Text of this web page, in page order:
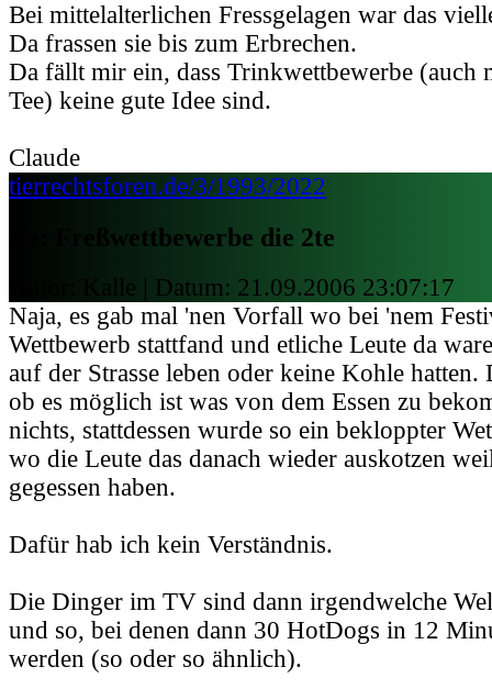
Bei mittelalterlichen Fressgelagen war das
Da frassen sie bis zum Erbrechen.
Da fällt mir ein, dass Trinkwettbewerbe (auch
Tee) keine gute Idee sind.
Claude
tierrechtsforen.de/3/1993/2022
Re: Freßwettbewerbe die 2te
Autor: Kalle | Datum: 21.09.2006 23:07:17
Naja, es gab mal 'nen Vorfall wo bei 'nem
Wettbewerb stattfand und etliche Leute da
auf der Strasse leben oder keine Kohle hatten.
ob es möglich ist was von dem Essen zu
nichts, stattdessen wurde so ein bekloppter
wo die Leute das danach wieder auskotzen
gegessen haben.
Dafür hab ich kein Verständnis.
Die Dinger im TV sind dann irgendwelche
und so, bei denen dann 30 HotDogs in 12
werden (so oder so ähnlich).